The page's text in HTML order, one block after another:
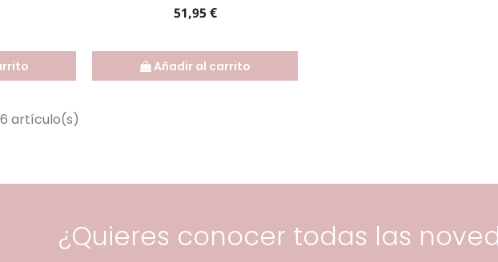
Precio
51,95 €
Añadir al carrito
artículo(s)
¿Quieres conocer todas las